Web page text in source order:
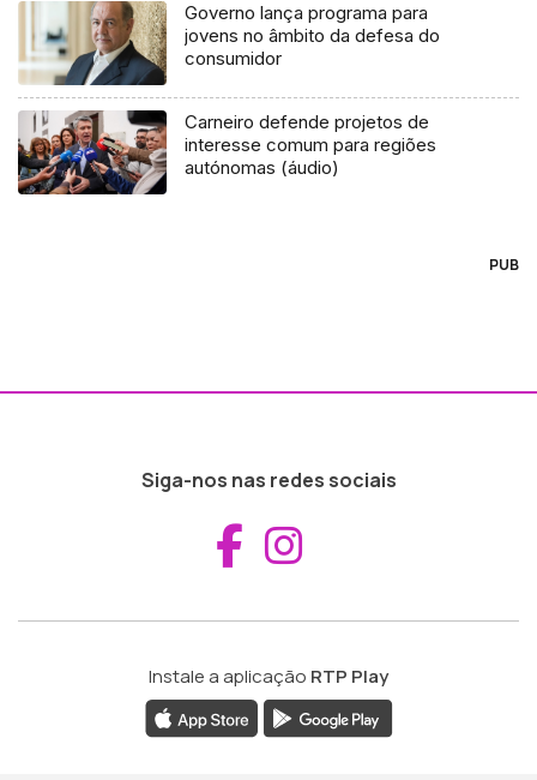
Governo lança programa para
jovens no âmbito da defesa do
consumidor
Carneiro defende projetos de
interesse comum para regiões
autónomas (áudio)
PUB
Siga-nos nas redes sociais
Aceder ao
Instale a aplicação RTP Play